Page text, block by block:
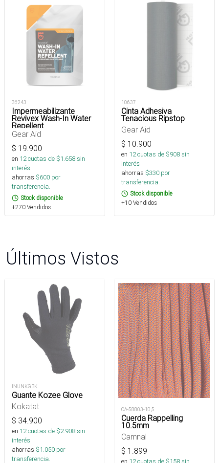
36243
Impermeabilizante
Revivex Wash-In Water
Repellent
Gear Aid
$ 19.900
en 12cuotas de $1.658sin
interés
ahorras $600 por
transferencia.
Stock disponible
+270 Vendidos
10637
Cinta Adhesiva
Tenacious Ripstop
Gear Aid
$ 10.900
en 12cuotas de $908sin
interés
ahorras $330 por
transferencia.
Stock disponible
+10 Vendidos
Últimos Vistos
INUNKGBK
Guante Kozee Glove
Kokatat
$ 34.900
en 12cuotas de $2.908sin
interés
ahorras $1.050 por
transferencia.
CA-58803-10,5
Cuerda Rappelling
10.5mm
Camnal
$ 1.899
en 12cuotas de $158sin